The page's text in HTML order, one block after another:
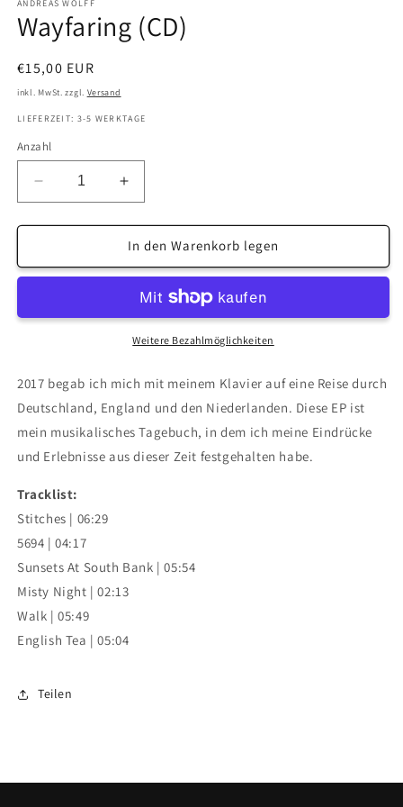
ANDREAS WOLFF
Wayfaring (CD)
Normaler
Preis
€15,00 EUR
inkl. MwSt. zzgl. Versand
LIEFERZEIT: 3-5 WERKTAGE
Anzahl
Verringere
die
Menge
Wayfaring
Erhöhe
die
Menge
für
Wayfaring
In den Warenkorb legen
Weitere Bezahlmöglichkeiten
2017 begab ich mich mit meinem Klavier auf eine Reise durch
Deutschland, England und den Niederlanden. Diese EP ist
mein musikalisches Tagebuch, in dem ich meine Eindrücke
und Erlebnisse aus dieser Zeit festgehalten habe.
Tracklist:
Stitches | 06:29
5694 | 04:17
Sunsets At South Bank | 05:54
Misty Night | 02:13
Walk | 05:49
English Tea | 05:04
Teilen